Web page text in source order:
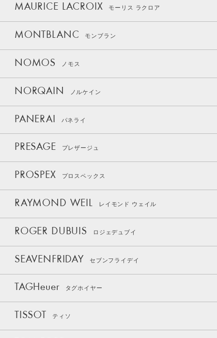
MAURICE LACROIX モーリス ラクロア
MONTBLANC モンブラン
NOMOS ノモス
NORQAIN ノルケイン
PANERAI パネライ
PRESAGE プレザージュ
PROSPEX プロスペックス
RAYMOND WEIL レイモンド ウェイル
ROGER DUBUIS ロジェデュブイ
SEAVENFRIDAY セブンフライデイ
TAGHeuer タグホイヤー
TISSOT ティソ